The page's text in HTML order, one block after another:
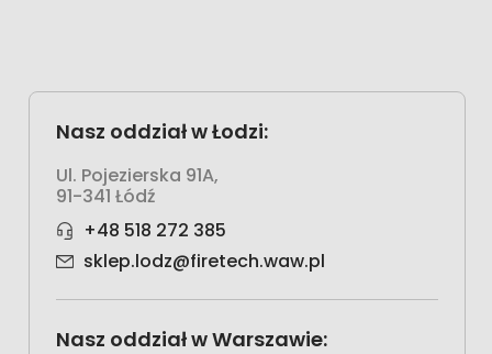
Nasz oddział w Łodzi:
Ul. Pojezierska 91A,
91-341 Łódź
+48 518 272 385
sklep.lodz@firetech.waw.pl
Nasz oddział w Warszawie: